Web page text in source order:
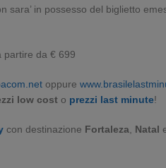
in possesso del biglietto
partire da € 699
oppure
low cost o prezzi last minute!
con destinazione Fortaleza Natal